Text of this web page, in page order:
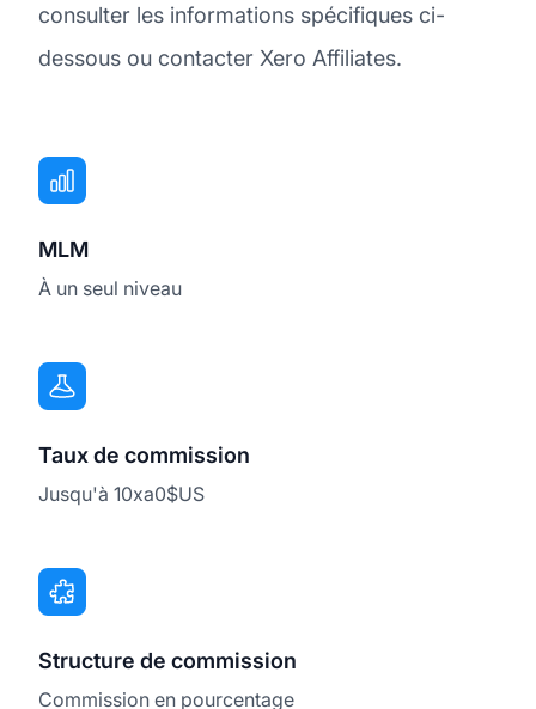
consulter les informations spécifiques ci-
dessous ou contacter Xero Affiliates.
MLM
À un seul niveau
Taux de commission
Jusqu'à 10xa0$US
Structure de commission
Commission en pourcentage